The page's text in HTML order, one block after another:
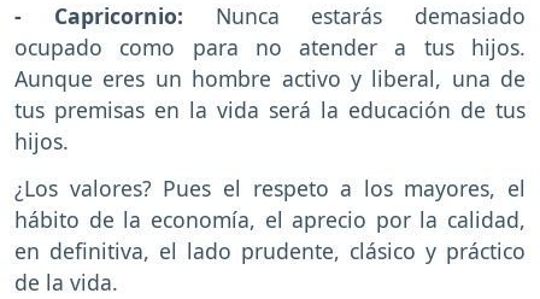
- Capricornio: Nunca estarás demasiado
ocupado como para no atender a tus hijos.
Aunque eres un hombre activo y liberal, una de
tus premisas en la vida será la educación de tus
hijos.
¿Los valores? Pues el respeto a los mayores, el
hábito de la economía, el aprecio por la calidad,
en definitiva, el lado prudente, clásico y práctico
de la vida.